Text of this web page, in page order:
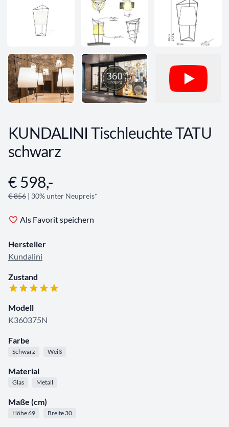
KUNDALINI Tischleuchte TATU
schwarz
Angebotsinformationen
€ 598,-
€ 856 | 30% unter Neupreis*
Als Favorit speichern
Hersteller
Kundalini
Zustand
Modell
K360375N
Farbe
Schwarz Weiß
Material
Glas Metall
Maße (cm)
Höhe 69 Breite 30